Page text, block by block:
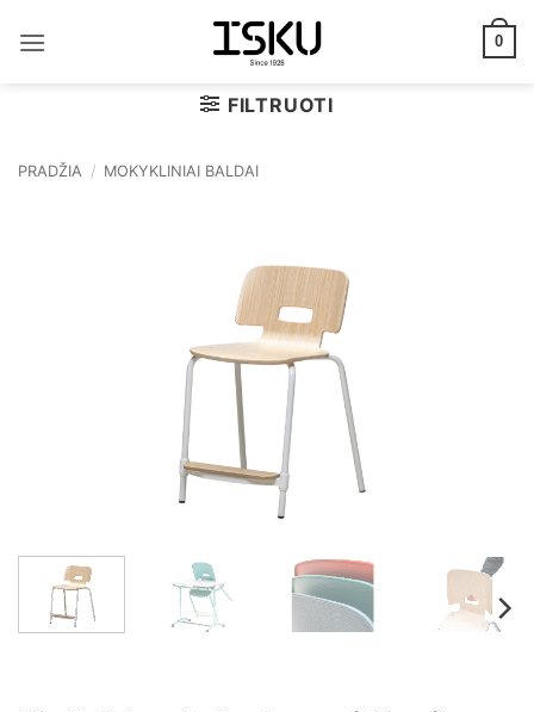
0
FILTRUOTI
PRADŽIA / MOKYKLINIAI BALDAI